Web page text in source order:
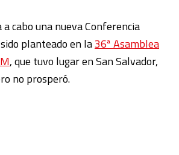
cabo una nueva Conferencia
planteado en la36ª Asamblea
, que tuvo lugar en San Salvador,
no prosperó.